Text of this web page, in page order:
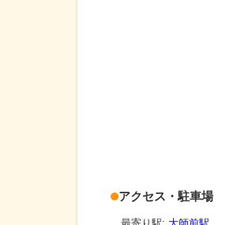
アクセス・駐車場